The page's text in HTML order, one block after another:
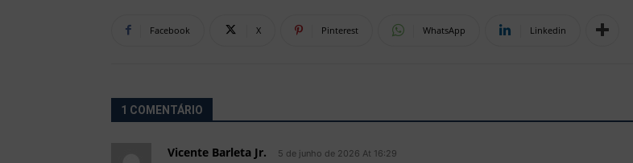
Facebook X Pinterest WhatsApp Linkedin
1 COMENTÁRIO
Vicente Barleta Jr. 5 de junho de 2026 At 16:29